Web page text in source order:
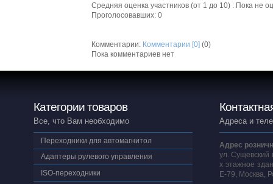
Средняя оценка участников (от 1 до 10) : Пока не
Проголосовавших: 0
Комментарии: Комментарии [0] (0)
Пока комментариев нет
Категории товаров
Все, что Вам необходимо
Переходники для автомагнитол
Адаптеры рулевого управления
ISO-переходники
Адреса и
Адрес
ул. Сущевский
х этажное
E-79, Москва,